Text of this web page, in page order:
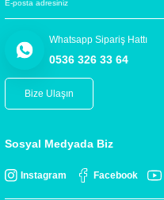
Whatsapp Sipariş Hattı
0536 326 33 64
Bize Ulaşın
Sosyal Medyada Biz
Instagram Facebook